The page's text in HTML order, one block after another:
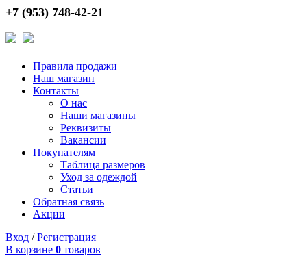
+7 (953) 748-42-21
Правила продажи
Наш магазин
Контакты
О нас
Наши магазины
Реквизиты
Вакансии
Покупателям
Таблица размеров
Уход за одеждой
Статьи
Обратная связь
Акции
Вход /Регистрация
В корзине 0 товаров